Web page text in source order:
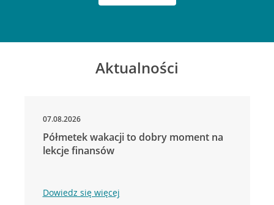
Aktualności
07.08.2026
Półmetek wakacji to dobry moment na
lekcje finansów
Dowiedz się więcej